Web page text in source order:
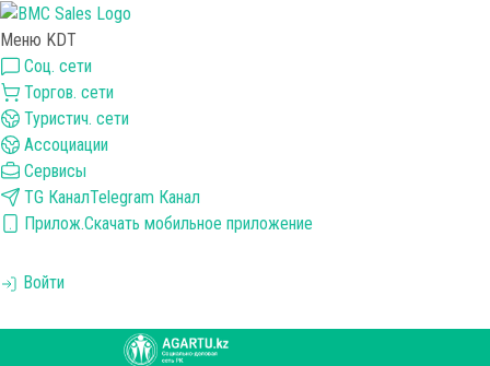
Меню KDT
Соц. сети
Торгов. сети
Туристич. сети
Ассоциации
Сервисы
TG КаналTelegram Канал
Прилож.Скачать мобильное приложение
Войти